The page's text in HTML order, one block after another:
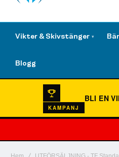
Vikter & Skivstänger ▾
Blogg
KAMPANJ
BLI EN